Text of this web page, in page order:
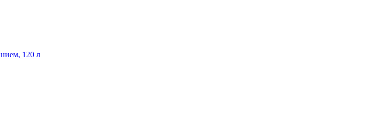
120 л